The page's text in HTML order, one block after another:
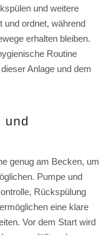
und weitere
und ordnet, während
erhalten bleiben.
Routine
Anlage und dem
und
genug am Becken, um
Pumpe und
Rückspülung
eine klare
Vor dem Start wird